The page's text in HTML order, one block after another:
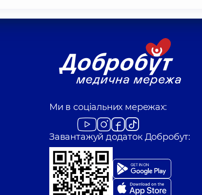
Ми в соціальних мережах:
Завантажуй додаток Добробут: